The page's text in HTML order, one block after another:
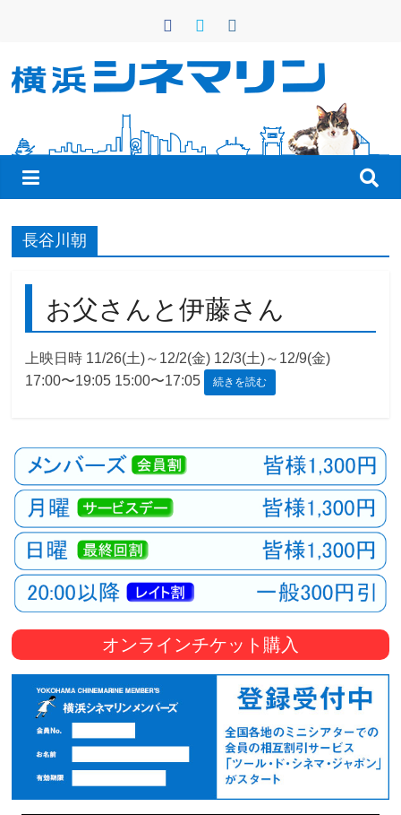
ン
横
浜
シ
ネ
マ
リ
ン
た
い
映
画
は
こ
の
街
で
長谷川朝
お父さんと伊藤さん
上映日時 11/26(土)～12/2(金) 12/3(土)～12/9(金)
17:00〜19:05 15:00〜17:05
続きを読む
オンラインチケット購入